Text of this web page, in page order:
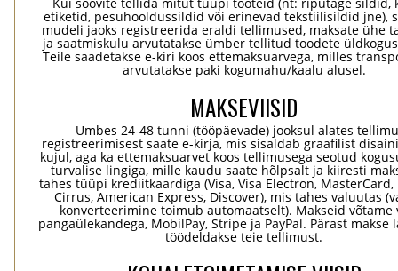
etiketid, pesuhooldussildid või erinevad tekstiilisildid jne),
mudeli jaoks registreerida eraldi tellimused, maksate ühe
ja saatmiskulu arvutatakse ümber tellitud toodete
Teile saadetakse e-kiri koos ettemaksuarvega, milles
arvutatakse paki kogumahu/kaalu alusel.
MAKSEVIISID
Umbes 24-48 tunni (tööpäevade) jooksul alates
registreerimisest saate e-kirja, mis sisaldab graafilist
kujul, aga ka ettemaksuarvet koos tellimusega seotud
turvalise lingiga, mille kaudu saate hõlpsalt ja kiiresti
tahes tüüpi krediitkaardiga (Visa, Visa Electron, MasterCard,
Cirrus, American Express, Discover), mis tahes valuutas
konverteerimine toimub automaatselt). Makseid võtame
pangaülekandega, MobilPay, Stripe ja PayPal. Pärast makse
töödeldakse teie tellimust.